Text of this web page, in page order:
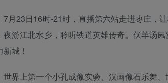
7月23日16时-21时，直播第六站走进枣庄，
夜游江北水乡，聆听铁道英雄传奇。伏羊汤
城！
世界上第一个小孔成像实验、汉画像石乐舞